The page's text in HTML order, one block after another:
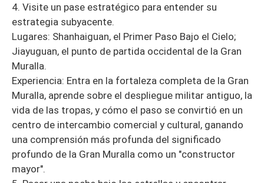
4. Visite un pase estratégico para entender su
estrategia subyacente.
Lugares: Shanhaiguan, el Primer Paso Bajo el Cielo;
Jiayuguan, el punto de partida occidental de la Gran
Muralla.
Experiencia: Entra en la fortaleza completa de la Gran
Muralla, aprende sobre el despliegue militar antiguo, la
vida de las tropas, y cómo el paso se convirtió en un
centro de intercambio comercial y cultural, ganando
una comprensión más profunda del significado
profundo de la Gran Muralla como un "constructor
mayor".